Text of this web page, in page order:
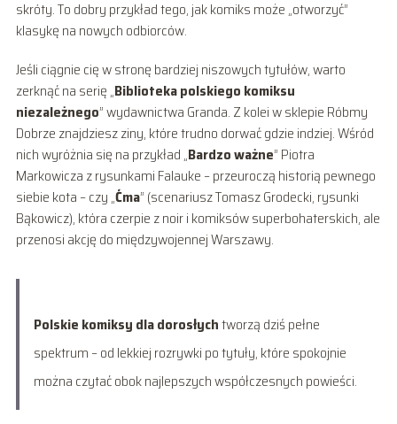
skróty. To dobry przykład tego, jak komiks może „otworzyć”
klasykę na nowych odbiorców.
Jeśli ciągnie cię w stronę bardziej niszowych tytułów, warto
zerknąć na serię „Biblioteka polskiego komiksu
niezależnego” wydawnictwa Granda. Z kolei w sklepie Róbmy
Dobrze znajdziesz ziny, które trudno dorwać gdzie indziej. Wśród
nich wyróżnia się na przykład „Bardzo ważne” Piotra
Markowicza z rysunkami Falauke – przeuroczą historią pewnego
siebie kota – czy „Ćma” (scenariusz Tomasz Grodecki, rysunki
Bąkowicz), która czerpie z noir i komiksów superbohaterskich, ale
przenosi akcję do międzywojennej Warszawy.
Polskie komiksy dla dorosłychtworzą dziś pełne
spektrum – od lekkiej rozrywki po tytuły, które spokojnie
można czytać obok najlepszych współczesnych powieści.